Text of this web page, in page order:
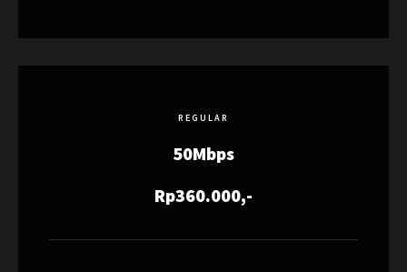
REGULAR
50Mbps
Rp360.000,-